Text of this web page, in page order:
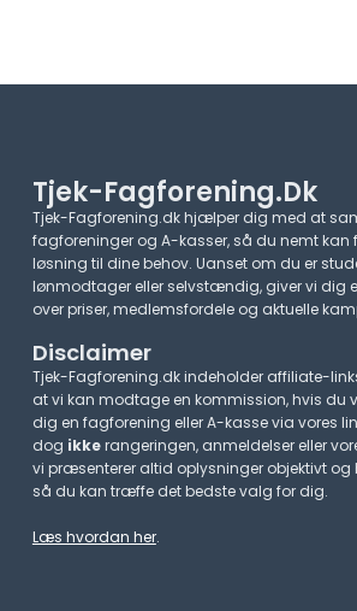
Tjek-Fagforening.dk
Tjek-Fagforening.dk hjælper dig med at
fagforeninger og A-kasser, så du nemt kan
løsning til dine behov. Uanset om du er
lønmodtager eller selvstændig, giver vi dig
over priser, medlemsfordele og aktuelle
Disclaimer
Tjek-Fagforening.dk indeholder affiliate-
at vi kan modtage en kommission, hvis du
dig en fagforening eller A-kasse via vores
dog ikkerangeringen, anmeldelser eller
vi præsenterer altid oplysninger objektivt og
så du kan træffe det bedste valg for dig.
Læs hvordan her.